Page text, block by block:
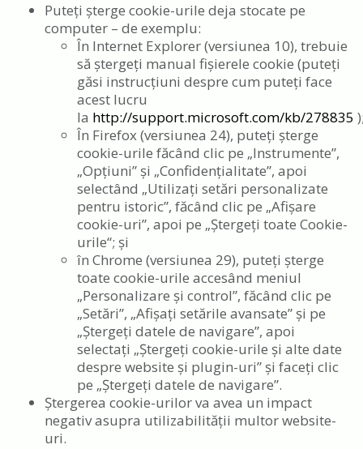
Puteți șterge cookie-urile deja stocate pe
computer – de exemplu:
În Internet Explorer (versiunea 10), trebuie
să ștergeți manual fișierele cookie (puteți
găsi instrucțiuni despre cum puteți face
acest lucru
la http://support.microsoft.com/kb/278835
În Firefox (versiunea 24), puteți șterge
cookie-urile făcând clic pe „Instrumente”,
„Opțiuni” și „Confidențialitate”, apoi
selectând „Utilizați setări personalizate
pentru istoric”, făcând clic pe „Afișare
cookie-uri”, apoi pe „Ștergeți toate Cookie-
urile“; și
în Chrome (versiunea 29), puteți șterge
toate cookie-urile accesând meniul
„Personalizare și control”, făcând clic pe
„Setări”, „Afișați setările avansate” și pe
„Ștergeți datele de navigare”, apoi
selectați „Ștergeți cookie-urile și alte date
despre website și plugin-uri” și faceți clic
pe „Ștergeți datele de navigare”.
Ștergerea cookie-urilor va avea un impact
negativ asupra utilizabilității multor website-
uri.